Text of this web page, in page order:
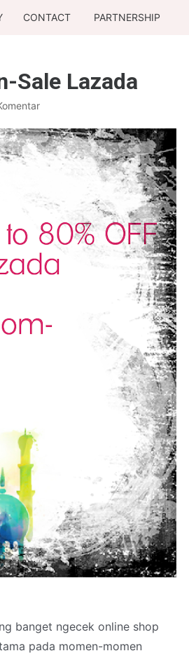
CONTACT PARTNERSHIP
Sale Lazada
banget ngecek online shop
pada momen-momen